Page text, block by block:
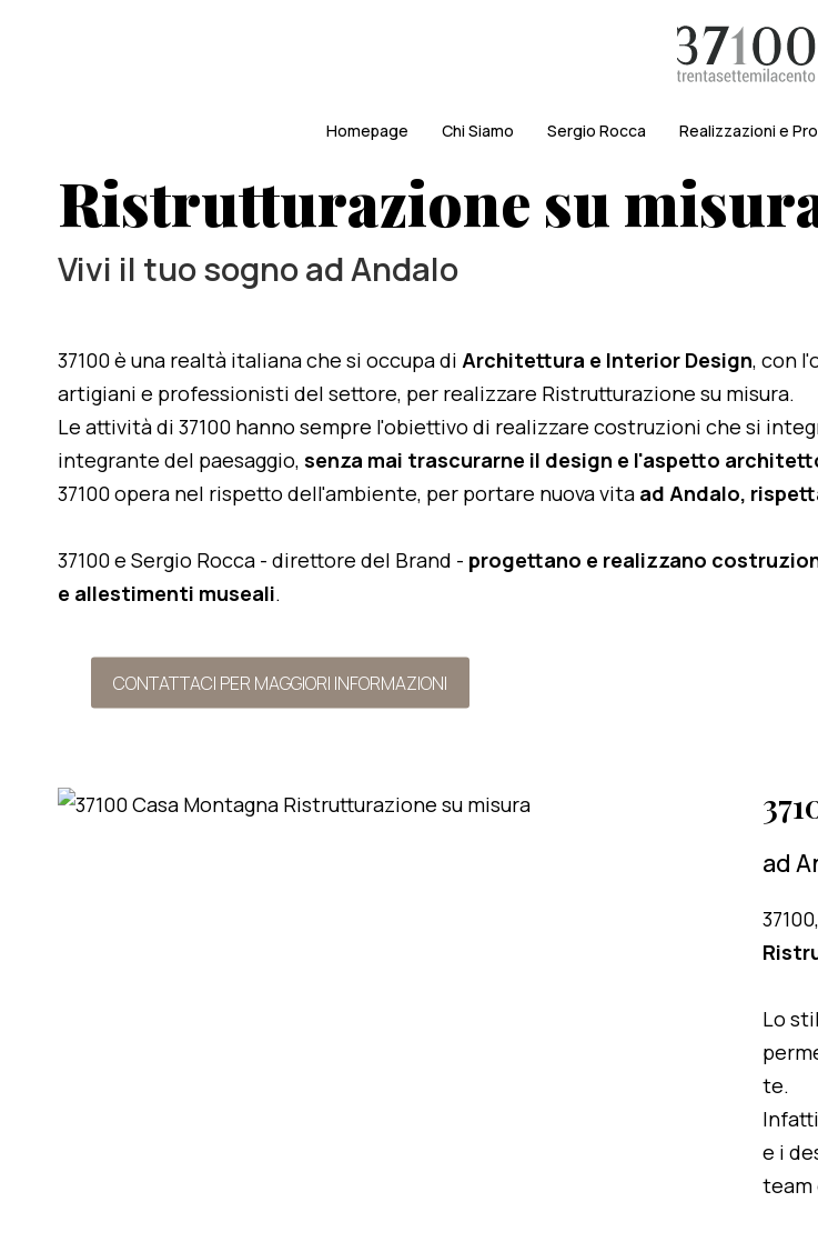
Homepage Chi Siamo Sergio Rocca Realizzazioni e
Ristrutturazione su
Vivi il tuo sogno ad Andalo
37100 è una realtà italiana che si occupa di Architettura e Interior Design, con
artigiani e professionisti del settore, per realizzare Ristrutturazione su misura.
Le attività di 37100 hanno sempre l'obiettivo di realizzare costruzioni che si
integrante del paesaggio, senza mai trascurarne il design e l'aspetto
37100 opera nel rispetto dell'ambiente, per portare nuova vita ad Andalo,
37100 e Sergio Rocca - direttore del Brand - progettano e realizzano
e allestimenti museali.
CONTATTACI PER MAGGIORI INFORMAZIONI
ad
Lo
te.
e i
team